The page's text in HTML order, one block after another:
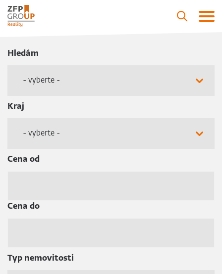
Hledám
- vyberte -
Kraj
- vyberte -
Cena od
Cena do
Typ nemovitosti